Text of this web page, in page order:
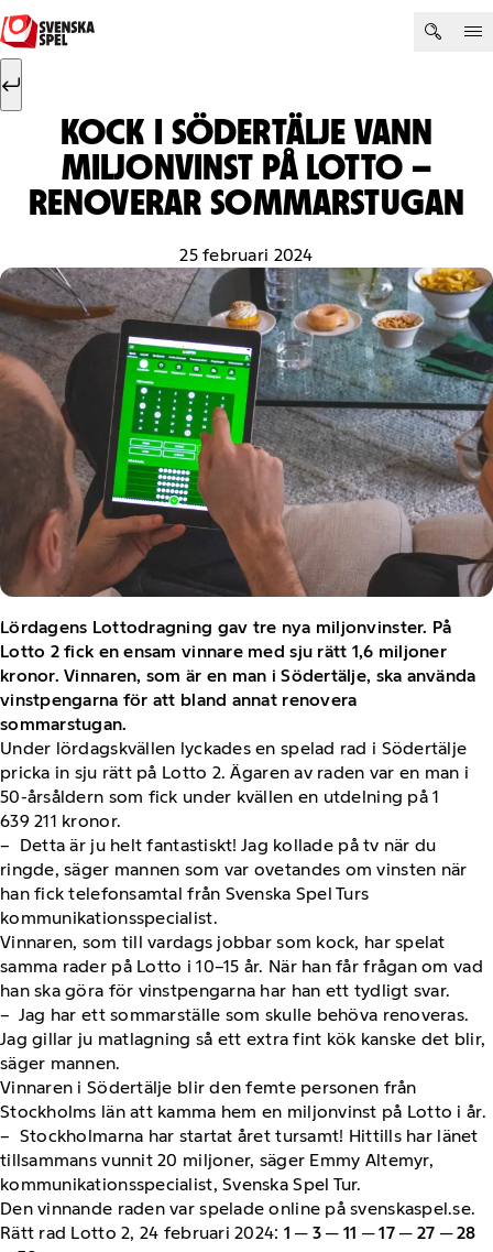
Hoppa till innehåll
Sök efter:
KOCK I SÖDERTÄLJE VANN
MILJONVINST PÅ LOTTO –
RENOVERAR SOMMARSTUGAN
25 februari 2024
Lördagens Lottodragning gav tre nya miljonvinster. På
Lotto 2 fick en ensam vinnare med sju rätt 1,6 miljoner
kronor. Vinnaren, som är en man i Södertälje, ska använda
vinstpengarna för att bland annat renovera
sommarstugan.
Under lördagskvällen lyckades en spelad rad i Södertälje
pricka in sju rätt på Lotto 2. Ägaren av raden var en man i
50-årsåldern som fick under kvällen en utdelning på 1
639 211 kronor.
– Detta är ju helt fantastiskt! Jag kollade på tv när du
ringde, säger mannen som var ovetandes om vinsten när
han fick telefonsamtal från Svenska Spel Turs
kommunikationsspecialist.
Vinnaren, som till vardags jobbar som kock, har spelat
samma rader på Lotto i 10–15 år. När han får frågan om vad
han ska göra för vinstpengarna har han ett tydligt svar.
– Jag har ett sommarställe som skulle behöva renoveras.
Jag gillar ju matlagning så ett extra fint kök kanske det blir,
säger mannen.
Vinnaren i Södertälje blir den femte personen från
Stockholms län att kamma hem en miljonvinst på Lotto i år.
– Stockholmarna har startat året tursamt! Hittills har länet
tillsammans vunnit 20 miljoner, säger Emmy Altemyr,
kommunikationsspecialist, Svenska Spel Tur.
Den vinnande raden var spelade online på svenskaspel.se.
Rätt rad Lotto 2, 24 februari 2024: 1 ─ 3 ─ 11 ─ 17 ─ 27 ─ 28